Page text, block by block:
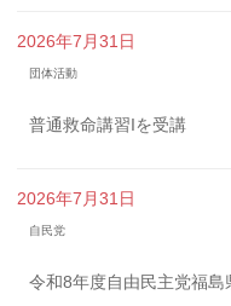
2026年7月31日
団体活動
普通救命講習Iを受講
2026年7月31日
自民党
令和8年度自由民主党福